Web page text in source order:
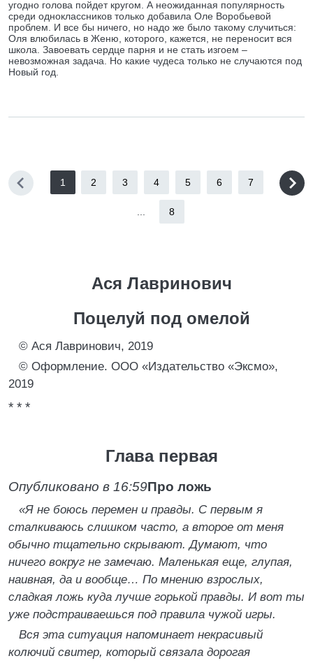
угодно голова пойдет кругом. А неожиданная популярность
среди одноклассников только добавила Оле Воробьевой
проблем. И все бы ничего, но надо же было такому случиться:
Оля влюбилась в Женю, которого, кажется, не переносит вся
школа. Завоевать сердце парня и не стать изгоем –
невозможная задача. Но какие чудеса только не случаются под
Новый год.
1 2 3 4 5 6 7
8
Ася Лавринович
Поцелуй под омелой
© Ася Лавринович, 2019
© Оформление. ООО «Издательство «Эксмо»,
2019
* * *
Глава первая
Опубликовано в 16:59Про ложь
«Я не боюсь перемен и правды. С первым я
сталкиваюсь слишком часто, а второе от меня
обычно тщательно скрывают. Думают, что
ничего вокруг не замечаю. Маленькая еще, глупая,
наивная, да и вообще… По мнению взрослых,
сладкая ложь куда лучше горькой правды. И вот ты
уже подстраиваешься под правила чужой игры.
Вся эта ситуация напоминает некрасивый
колючий свитер, который связала дорогая